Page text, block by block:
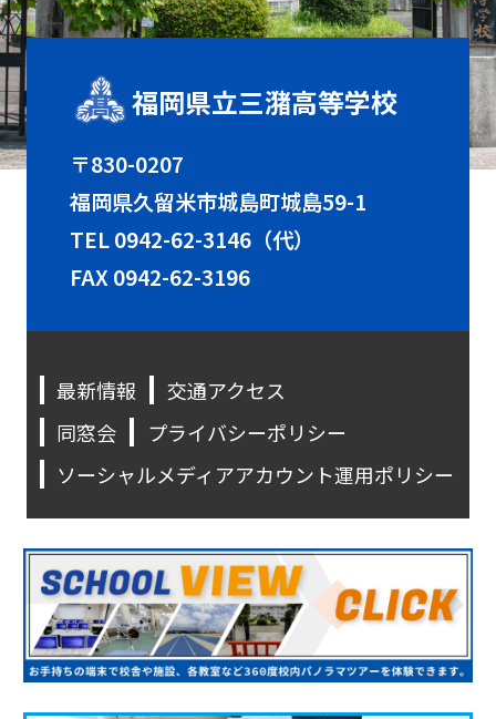
福岡県立三潴高等学校
〒830-0207
福岡県久留米市城島町城島59-1
TEL0942-62-3146（代）
FAX 0942-62-3196
最新情報
交通アクセス
同窓会
プライバシーポリシー
ソーシャルメディアアカウント運用ポリシー